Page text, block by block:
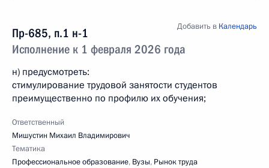
Пр-685, п.1 н-1
Исполнение к 1 февраля 2026 года
Добавить в Календарь
н) предусмотреть:
стимулирование трудовой занятости студентов
преимущественно по профилю их обучения;
Ответственный
Мишустин Михаил Владимирович
Тематика
Профессиональное образование, Вузы, Рынок труда